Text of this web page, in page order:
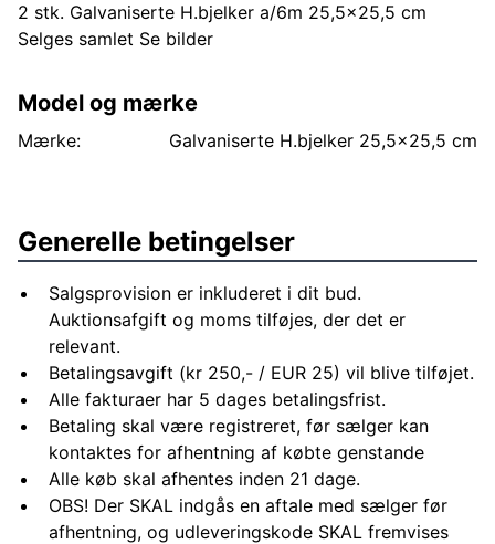
2 stk. Galvaniserte H.bjelker a/6m 25,5x25,5 cm
Selges samlet Se bilder
Model og mærke
Mærke: Galvaniserte H.bjelker 25,5x25,5 cm
Generelle betingelser
Salgsprovision er inkluderet i dit bud.
Auktionsafgift og moms tilføjes, der det er
relevant.
Betalingsavgift (kr 250,- / EUR 25) vil blive tilføjet.
Alle fakturaer har 5 dages betalingsfrist.
Betaling skal være registreret, før sælger kan
kontaktes for afhentning af købte genstande
Alle køb skal afhentes inden 21 dage.
OBS! Der SKAL indgås en aftale med sælger før
afhentning, og udleveringskode SKAL fremvises